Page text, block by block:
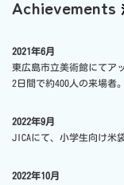
Achievements
2021年6月
東広島市立美術館にてア
2日間で約400人の来場者。
2022年9月
JICAにて、小学生向け米
2022年10月